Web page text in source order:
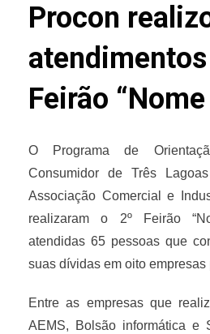
Procon
Feirão
O Programa de
Consumidor de Três
Associação Comercial e
realizaram o 2º Feirão
atendidas 65 pessoas que
suas dívidas em oito empresas
Entre as empresas que
AEMS, Bolsão informática e